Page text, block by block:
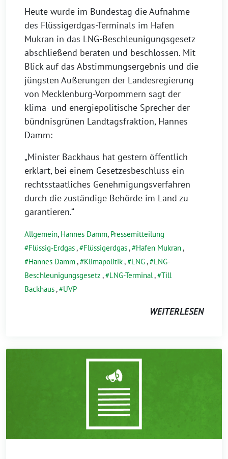
Heute wurde im Bundestag die Aufnahme
des Flüssigerdgas-Terminals im Hafen
Mukran in das LNG-Beschleunigungsgesetz
abschließend beraten und beschlossen. Mit
Blick auf das Abstimmungsergebnis und die
jüngsten Äußerungen der Landesregierung
von Mecklenburg-Vorpommern sagt der
klima- und energiepolitische Sprecher der
bündnisgrünen Landtagsfraktion, Hannes
Damm:
„Minister Backhaus hat gestern öffentlich
erklärt, bei einem Gesetzesbeschluss ein
rechtsstaatliches Genehmigungsverfahren
durch die zuständige Behörde im Land zu
garantieren.“
Allgemein, Hannes Damm, Pressemitteilung
Flüssig-Erdgas, Flüssigerdgas, Hafen Mukran,
Hannes Damm, Klimapolitik, LNG,
LNG-
Beschleunigungsgesetz , LNG-Terminal , Till
Backhaus, UVP
WEITERLESEN